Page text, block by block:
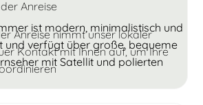
ist modern, minimalistisch und
und verfügt über große, bequeme
mit Satellit und polierten
Anreise
Anreise nimmt unser lokaler
Kontakt mit Ihnen auf, um Ihre